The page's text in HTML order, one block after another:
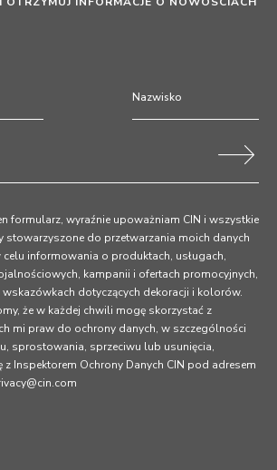
formularz, wyraźnie upoważniam CIN i wszystkie
stowarzyszone do przetwarzania moich danych
informowania o produktach, usługach,
kampanii i ofertach promocyjnych,
wskazówkach dotyczących dekoracji i kolorów.
że w każdej chwili mogę skorzystać z
mi praw do ochrony danych, w szczególności
sprostowania, sprzeciwu lub usunięcia,
z Inspektorem Ochrony Danych CIN pod adresem